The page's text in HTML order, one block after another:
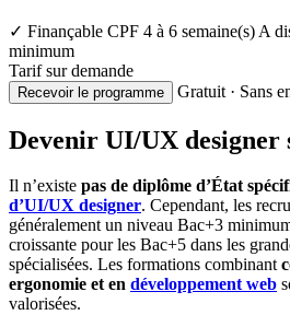
✓ Finançable CPF 4 à 6 semaine(s) A
minimum
Tarif sur demande
Recevoir le programme Gratuit · Sans
Devenir UI/UX designer
Il n’existe pas de diplôme d’État
d’UI/UX designer. Cependant, les
généralement un niveau Bac+3
croissante pour les Bac+5 dans les
spécialisées. Les formations combinant
ergonomie et en développement web
valorisées.